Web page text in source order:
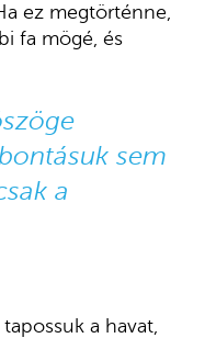
ez megtörténne,
fa mögé, és
sem
a
a havat,